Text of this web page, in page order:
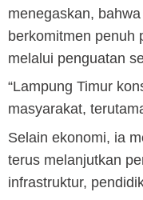
menegaskan,
berkomitmen penuh
melalui penguatan
“Lampung Timur
masyarakat,
Selain ekonomi, ia
terus melanjutkan
infrastruktur,